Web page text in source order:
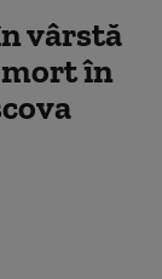
vârstă
mort în